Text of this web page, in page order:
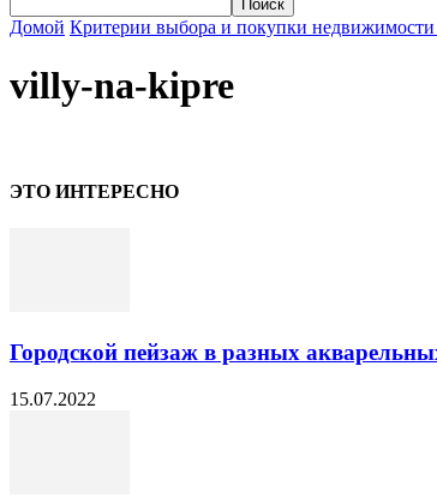
Домой Критерии выбора и покупки
villy-na-kipre
ЭТО ИНТЕРЕСНО
Городской пейзаж в разных
15.07.2022